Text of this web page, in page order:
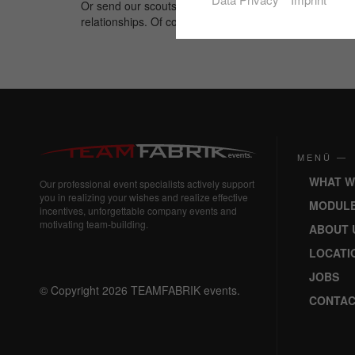
Or send our scouts to search for unusual locations.
relationships. Of course, every event will be
Our professional event specialists actively support
you in realizing your wishes and realize effective
incentives, unforgettable company events and
motivating team-building.
© Copyright 2026 TEAMFABRIK events.
MENÜ —
WHAT
ABOUT
JOBS